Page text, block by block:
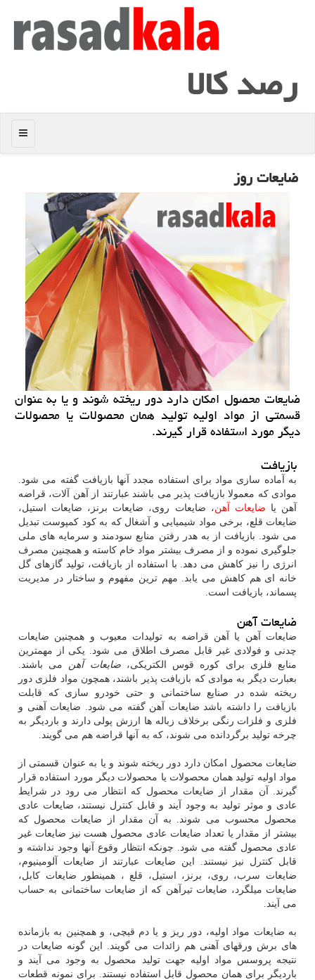
رصد كالا
منو
ضایعات روز
ضایعات محصول امكان دارد دور ریخته شوند و یا به عنوان
قسمتی از مواد اولیه تولید همان محصولات یا محصولات
دیگر مورد استفاده قرار گیرند.
بازیافت
به آماده سازی مواد برای استفاده مجدد آنها بازیافت گفته می شود.
موادی که معمولا بازیافت پذیر می باشند عبارتند از آهن آلات، قراضه
آهن یا ضایعات آهن، ضایعات روی، ضایعات برنز، ضایعات استیل،
ضایعات قلع، برخی مواد شیمیایی و آشغال که به کود کمپوست تبدیل
می شود. بازیافت از به هدر رفتن منابع سودمند و سرمایه های ملی
جلوگیری نموده و از مصرف بیشتر مواد خام کاسته و همچنین مصرف
انرژی را نیز کاهش می دهد. با استفاده از بازیافت، تولید گازهای گل
خانه ای هم کاهش می یابد. مهم ترین مفهوم و ساختار در مدیریت
پسماند، بازیافت است.
ضایعات آهن
ضایعات آهن یا آهن قراضه به تولیدات معیوب و همچنین ضایعات
چدنی و فولادی غیر قابل مصرف اطلاق می شود. یکی از مهمترین
منابع فلزی برای کوره قوس الکتریکی،ضایعات آهن می باشند.
بعبارت دیگر به موادی که بازیافت پذیر باشند، همچون مواد فلزی دور
ریخته شده در صنایع ساختمانی و حتی خودرو سازی که قابلت
بازیافت را داشته باشد ضایعات آهن گفته می شود. ضایعات آهنی و
فلزی و فلزات رنگی برخلاف زباله ها ارزش پولی دارند و باردیگر به
چرخه تولید برگردانده می شوند، که به آنها قراضه هم می گویند.
ضایعات محصول امکان دارد دور ریخته شوند و یا به عنوان قسمتی از
مواد اولیه تولید همان محصولات یا محصولات دیگر مورد استفاده قرار
گیرند. آن مقدار از ضایعات محصول که انتظار می رود در شرایط
عادی و موثر تولید به وجود آیند و قابل کنترل نیستند، ضایعات عادی
محصول محسوب می شوند. به آن مقدار از ضایعات محصول که
بیشتر از مقدار یا تعداد ضایعات عادی محصول هست نیز ضایعات غیر
عادی محصول گفته می شود. چونکه انتظار وقوع آنها وجود نداشته و
قابل کنترل نیز نیستند. این ضایعات عبارتند از ضایعات آلومینیوم،
ضایعات سرب، روی، برنز، استیل، قلع ، همینطور ضایعات کابل،
ضایعات میلگرد، ضایعات تیرآهن که از ضایعات ساختمانی به حساب
می آیند.
به ضایعات مواد اولیه، دور ریز و یا دم قیچی، و همچنین به بازمانده
های برش ورقهای آهنی هم زائدات می گویند. این گونه ضایعات در
نتیجه پروسس مواد اولیه جهت تولید محصول به وجود می آیند و
باردیگر برای همان محصول قابل استفاده نیستند. برای نمونه قطعات